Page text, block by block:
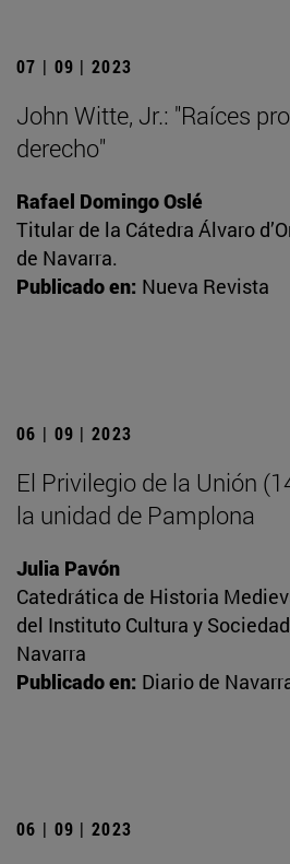
07 | 09 | 2023
John Witte, Jr.: "Raíces
derecho"
Rafael Domingo Oslé
Titular de la Cátedra Álvaro
de Navarra.
Publicado en: Nueva Revista
06 | 09 | 2023
El Privilegio de la Unión
la unidad de Pamplona
Julia Pavón
Catedrática de Historia
del Instituto Cultura y
Navarra
Publicado en: Diario de
06 | 09 | 2023